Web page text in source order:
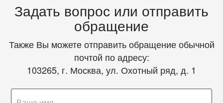
Задать вопрос или отправить
обращение
Также Вы можете отправить обращение обычной
почтой по адресу:
103265, г. Москва, ул. Охотный ряд, д. 1